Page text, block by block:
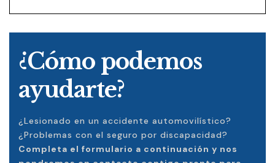
¿Cómo podemos
ayudarte?
¿Lesionado en un accidente automovilístico?
¿Problemas con el seguro por discapacidad?
Completa el formulario a continuación y nos